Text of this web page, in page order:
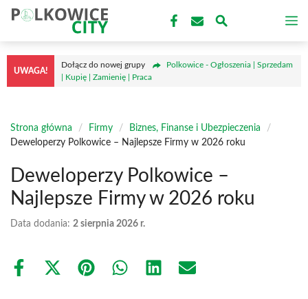
Przejdź
treści
UWAGA!
Dołącz do nowej grupy
Polkowice - Ogłoszenia | Sprzedam
| Kupię | Zamienię | Praca
Strona główna / Firmy / Biznes, Finanse i Ubezpieczenia
/
Deweloperzy Polkowice – Najlepsze Firmy w 2026 roku
Deweloperzy Polkowice –
Najlepsze Firmy w 2026 roku
Data dodania: 2 sierpnia 2026 r.
Share
Share Share Share Share Share